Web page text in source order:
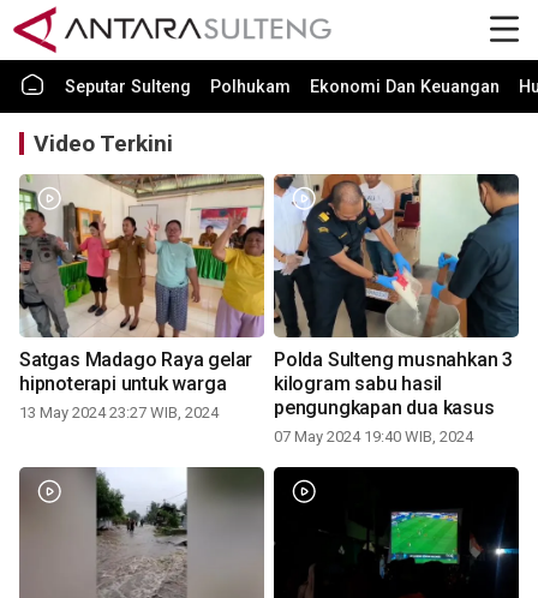
Seputar Sulteng Polhukam Ekonomi Dan Keuangan
Video Terkini
Satgas Madago Raya gelar
hipnoterapi untuk warga
13 May 2024 23:27 WIB, 2024
Polda Sulteng musnahkan 3
kilogram sabu hasil
pengungkapan dua kasus
07 May 2024 19:40 WIB, 2024